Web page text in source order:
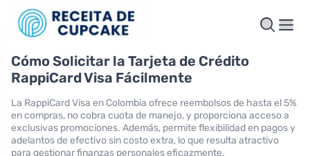
Cómo Solicitar la Tarjeta de Crédito
RappiCard Visa Fácilmente
La RappiCard Visa en Colombia ofrece reembolsos de hasta el 5%
en compras, no cobra cuota de manejo, y proporciona acceso a
exclusivas promociones. Además, permite flexibilidad en pagos y
adelantos de efectivo sin costo extra, lo que resulta atractivo
para gestionar finanzas personales eficazmente.